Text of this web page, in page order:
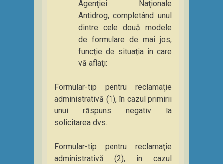
Agenţiei Naţionale
Antidrog, completând unul
dintre cele două modele
de formulare de mai jos,
funcţie de situaţia în care
vă aflaţi:
Formular-tip pentru reclamaţie
administrativă (1), în cazul primirii
unui răspuns negativ la
solicitarea dvs.
Formular-tip pentru reclamaţie
administrativă (2), în cazul